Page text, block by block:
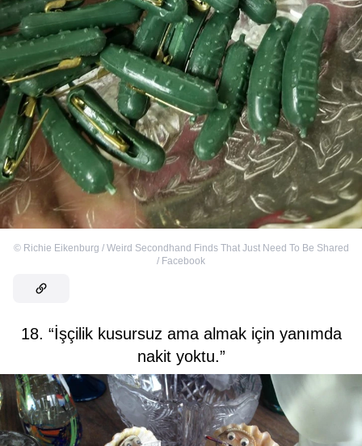
© Richie Eikenburg / Weird Secondhand Finds That Just Need To Be Shared
/ Facebook
18. “İşçilik kusursuz ama almak için yanımda
nakit yoktu.”